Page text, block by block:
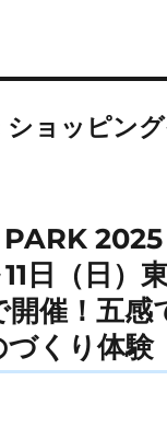
ショッピン
日（日）
開催！五感
づくり体験